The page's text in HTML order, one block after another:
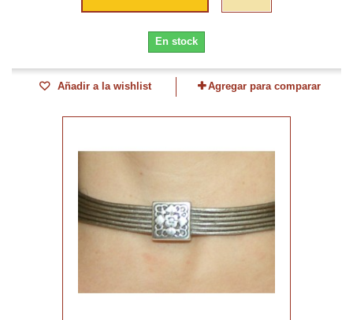
En stock
Añadir a la wishlist Agregar para comparar